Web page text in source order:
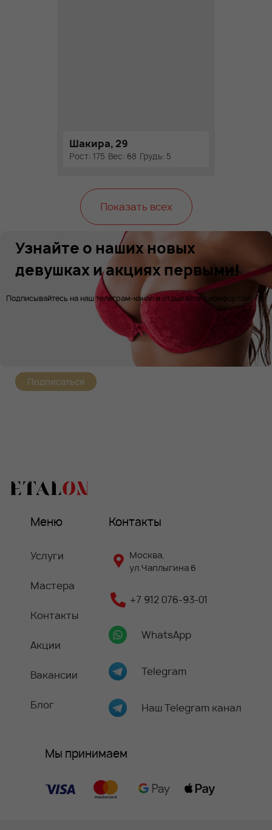
Шакира, 29
Рост: 175 Вес: 68 Грудь: 5
Показать всех
Узнайте о наших новых
девушках и акциях первыми!
Подписывайтесь на наш телеграм-канал и отдыхайте с комфортом!
Подписаться
Меню
Услуги
Мастера
Контакты
Акции
Вакансии
Блог
Контакты
Москва,
ул.Чаплыгина 6
+7 912 076-93-01
WhatsApp
Telegram
Наш Telegram канал
Мы принимаем